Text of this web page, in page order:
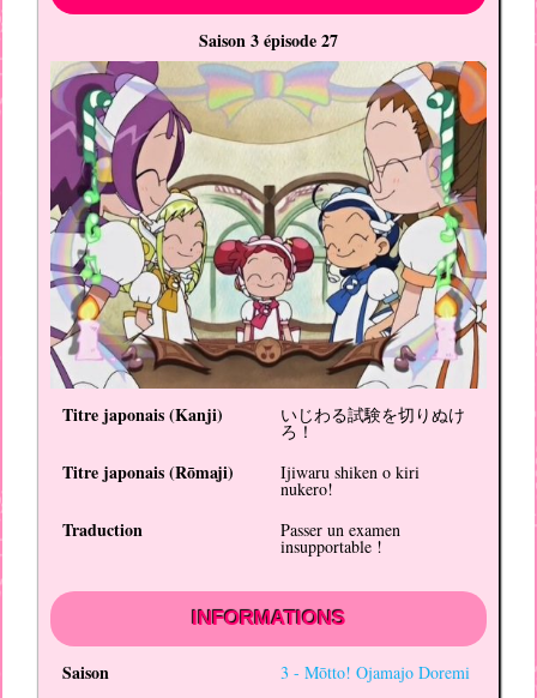
Saison 3 épisode 27
Titre japonais (Kanji) いじわる試験を切りぬけ
ろ！
Titre japonais (Rōmaji) Ijiwaru shiken o kiri
nukero!
Traduction Passer un examen
insupportable !
INFORMATIONS
Saison 3 - Mōtto! Ojamajo Doremi